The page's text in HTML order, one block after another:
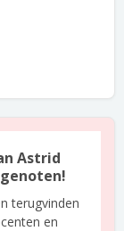
Astrid
terugvinden
en